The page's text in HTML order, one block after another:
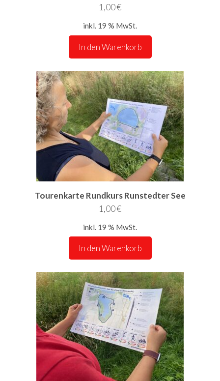
1,00€
inkl. 19 % MwSt.
In den Warenkorb
Tourenkarte Rundkurs Runstedter See
1,00€
inkl. 19 % MwSt.
In den Warenkorb